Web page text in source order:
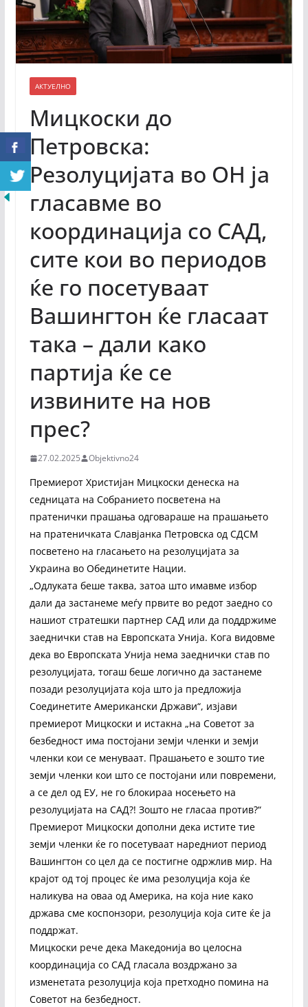
АКТУЕЛНО
Мицкоски до
Петровска:
Резолуцијата во ОН ја
гласавме во
координација со САД,
сите кои во периодов
ќе го посетуваат
Вашингтон ќе гласаат
така – дали како
партија ќе се
извините на нов
прес?
27.02.2025 Objektivno24
Премиерот Христијан Мицкоски денеска на
седницата на Собранието посветена на
пратенички прашања одговараше на прашањето
на пратеничката Славјанка Петровска од СДСМ
посветено на гласањето на резолуцијата за
Украина во Обединетите Нации.
„Одлуката беше таква, затоа што имавме избор
дали да застанеме меѓу првите во редот заедно со
нашиот стратешки партнер САД или да поддржиме
заеднички став на Европската Унија. Кога видовме
дека во Европската Унија нема заеднички став по
резолуцијата, тогаш беше логично да застанеме
позади резолуцијата која што ја предложија
Соединетите Американски Држави“, изјави
премиерот Мицкоски и истакна „на Советот за
безбедност има постојани земји членки и земји
членки кои се менуваат. Прашањето е зошто тие
земји членки кои што се постојани или повремени,
а се дел од ЕУ, не го блокираа носењето на
резолуцијата на САД?! Зошто не гласаа против?“
Премиерот Мицкоски дополни дека истите тие
земји членки ќе го посетуваат наредниот период
Вашингтон со цел да се постигне одржлив мир. На
крајот од тој процес ќе има резолуција која ќе
наликува на оваа од Америка, на која ние како
држава сме коспонзори, резолуција која сите ќе ја
поддржат.
Мицкоски рече дека Македонија во целосна
координација со САД гласала воздржано за
изменетата резолуција која претходно помина на
Советот на безбедност.